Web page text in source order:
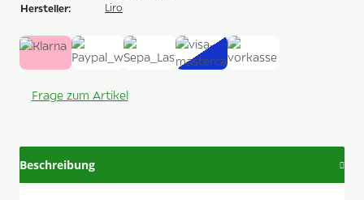
Hersteller: Liro
Frage zum Artikel
Beschreibung